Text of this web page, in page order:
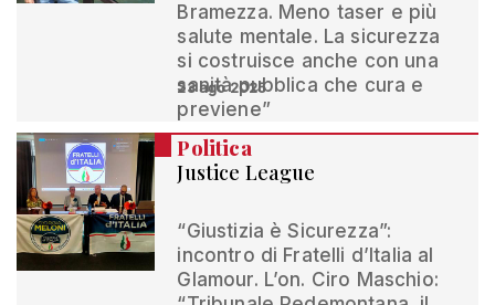
Bramezza. Meno taser e più
salute mentale. La sicurezza
si costruisce anche con una
sanità pubblica che cura e
previene”
23 ago 2025
Politica
Justice League
“Giustizia è Sicurezza”:
incontro di Fratelli d’Italia al
Glamour. L’on. Ciro Maschio: